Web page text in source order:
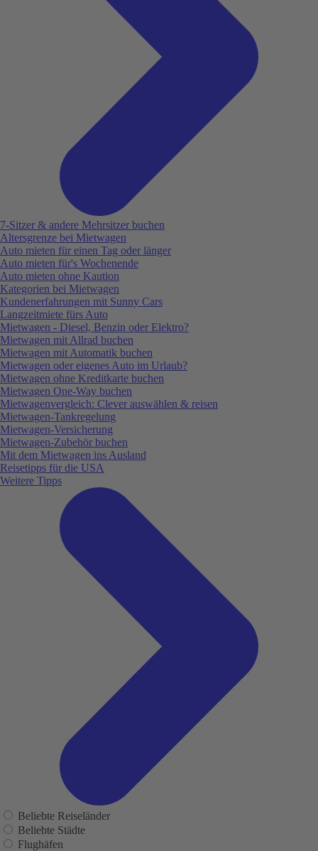
7-Sitzer & andere Mehrsitzer buchen
Altersgrenze bei Mietwagen
Auto mieten für einen Tag oder länger
Auto mieten für's Wochenende
Auto mieten ohne Kaution
Kategorien bei Mietwagen
Kundenerfahrungen mit Sunny Cars
Langzeitmiete fürs Auto
Mietwagen - Diesel, Benzin oder Elektro?
Mietwagen mit Allrad buchen
Mietwagen mit Automatik buchen
Mietwagen oder eigenes Auto im Urlaub?
Mietwagen ohne Kreditkarte buchen
Mietwagen One-Way buchen
Mietwagenvergleich: Clever auswählen & reisen
Mietwagen-Tankregelung
Mietwagen-Versicherung
Mietwagen-Zubehör buchen
Mit dem Mietwagen ins Ausland
Reisetipps für die USA
Weitere Tipps
Beliebte Reiseländer
Beliebte Städte
Flughäfen